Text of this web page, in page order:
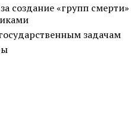
создание «групп смерти»
задачам